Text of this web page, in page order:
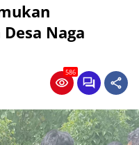
Naga
586